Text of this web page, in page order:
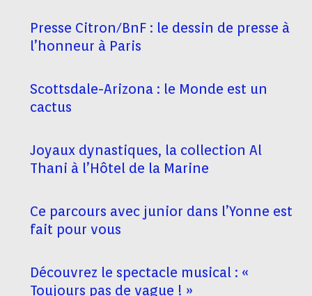
Presse Citron/BnF : le dessin de presse à
l’honneur à Paris
Scottsdale-Arizona : le Monde est un
cactus
Joyaux dynastiques, la collection Al
Thani à l’Hôtel de la Marine
Ce parcours avec junior dans l’Yonne est
fait pour vous
Découvrez le spectacle musical : «
Toujours pas de vague ! »